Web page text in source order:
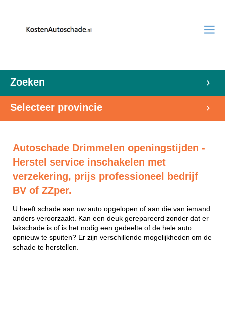
Zoeken
Selecteer provincie
Autoschade Drimmelen openingstijden -
Herstel service inschakelen met
verzekering, prijs professioneel bedrijf
BV of ZZper.
U heeft schade aan uw auto opgelopen of aan die van iemand
anders veroorzaakt. Kan een deuk gerepareerd zonder dat er
lakschade is of is het nodig een gedeelte of de hele auto
opnieuw te spuiten? Er zijn verschillende mogelijkheden om de
schade te herstellen.